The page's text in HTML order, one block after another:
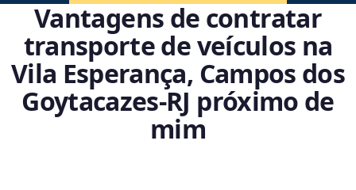
Vantagens de contratar
transporte de veículos na
Vila Esperança, Campos dos
Goytacazes‑RJ próximo de
mim